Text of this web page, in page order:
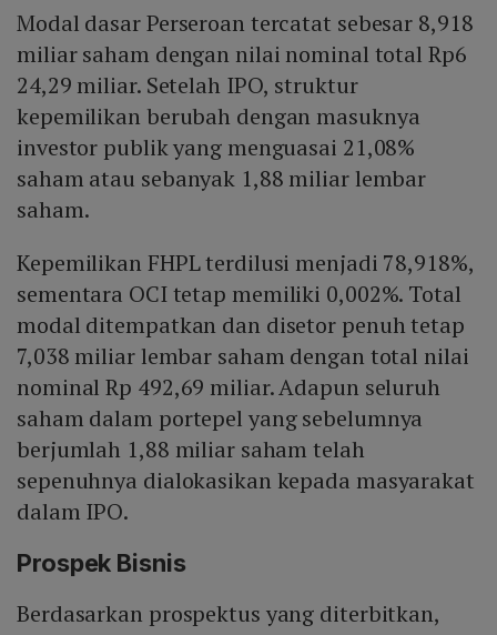
Modal dasar Perseroan tercatat sebesar 8,918
miliar saham dengan nilai nominal total Rp6
24,29 miliar. Setelah IPO, struktur
kepemilikan berubah dengan masuknya
investor publik yang menguasai 21,08%
saham atau sebanyak 1,88 miliar lembar
saham.
Kepemilikan FHPL terdilusi menjadi 78,918%,
sementara OCI tetap memiliki 0,002%. Total
modal ditempatkan dan disetor penuh tetap
7,038 miliar lembar saham dengan total nilai
nominal Rp 492,69 miliar. Adapun seluruh
saham dalam portepel yang sebelumnya
berjumlah 1,88 miliar saham telah
sepenuhnya dialokasikan kepada masyarakat
dalam IPO.
Prospek Bisnis
Berdasarkan prospektus yang diterbitkan,